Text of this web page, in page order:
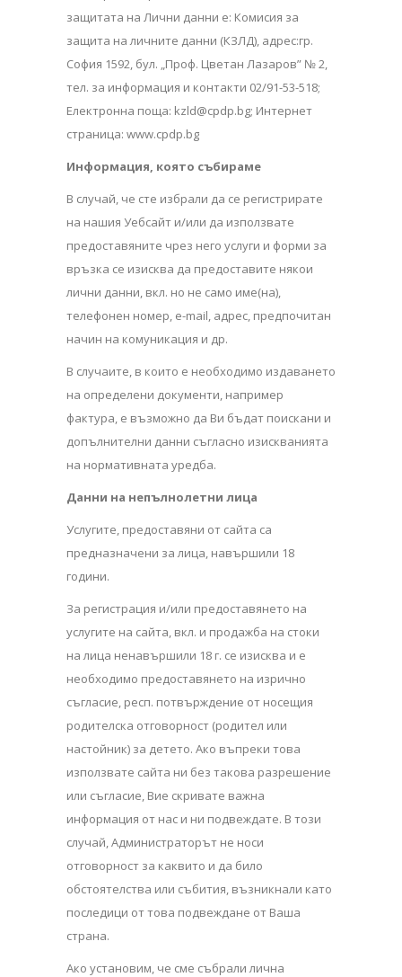
защитата на Лични данни е: Комисия за
защита на личните данни (КЗЛД), адрес:гр.
София 1592, бул. „Проф. Цветан Лазаров” № 2,
тел. за информация и контакти 02/91-53-518;
Електронна поща: kzld@cpdp.bg; Интернет
страница: www.cpdp.bg
Информация, която събираме
В случай, че сте избрали да се регистрирате
на нашия Уебсайт и/или да използвате
предоставяните чрез него услуги и форми за
връзка се изисква да предоставите някои
лични данни, вкл. но не само име(на),
телефонен номер, e-mail, адрес, предпочитан
начин на комуникация и др.
В случаите, в които е необходимо издаването
на определени документи, например
фактура, е възможно да Ви бъдат поискани и
допълнителни данни съгласно изискванията
на нормативната уредба.
Данни на непълнолетни лица
Услугите, предоставяни от сайта са
предназначени за лица, навършили 18
години.
За регистрация и/или предоставянето на
услугите на сайта, вкл. и продажба на стоки
на лица ненавършили 18 г. се изисква и е
необходимо предоставянето на изрично
съгласие, респ. потвърждение от носещия
родителска отговорност (родител или
настойник) за детето. Ако въпреки това
използвате сайта ни без такова разрешение
или съгласие, Вие скривате важна
информация от нас и ни подвеждате. В този
случай, Администраторът не носи
отговорност за каквито и да било
обстоятелства или събития, възникнали като
последици от това подвеждане от Ваша
страна.
Ако установим, че сме събрали лична